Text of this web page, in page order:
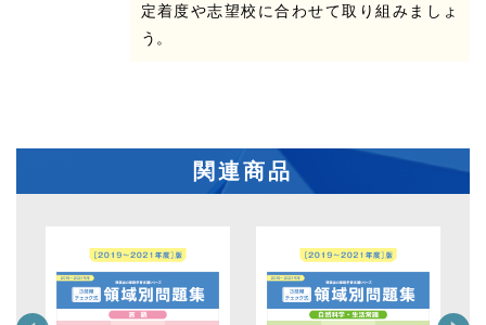
定着度や志望校に合わせて取り組みましょ
う。
関連商品